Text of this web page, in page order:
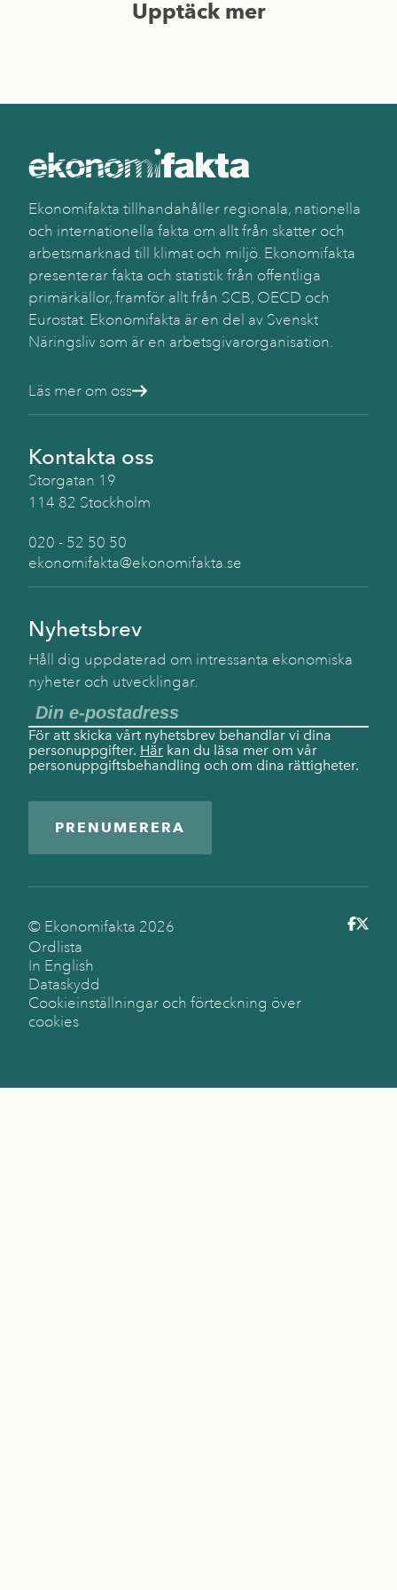
Upptäck mer
Ekonomifakta tillhandahåller regionala, nationella
och internationella fakta om allt från skatter och
arbetsmarknad till klimat och miljö. Ekonomifakta
presenterar fakta och statistik från offentliga
primärkällor, framför allt från SCB, OECD och
Eurostat. Ekonomifakta är en del av Svenskt
Näringsliv som är en arbetsgivarorganisation.
Läs mer om oss
Kontakta oss
Storgatan 19
114 82 Stockholm
020 - 52 50 50
ekonomifakta@ekonomifakta.se
Nyhetsbrev
Håll dig uppdaterad om intressanta ekonomiska
nyheter och utvecklingar.
För att skicka vårt nyhetsbrev behandlar vi dina
personuppgifter. Här kan du läsa mer om vår
personuppgiftsbehandling och om dina rättigheter.
PRENUMERERA
© Ekonomifakta 2026
Ordlista
In English
Dataskydd
Cookieinställningar och förteckning över
cookies